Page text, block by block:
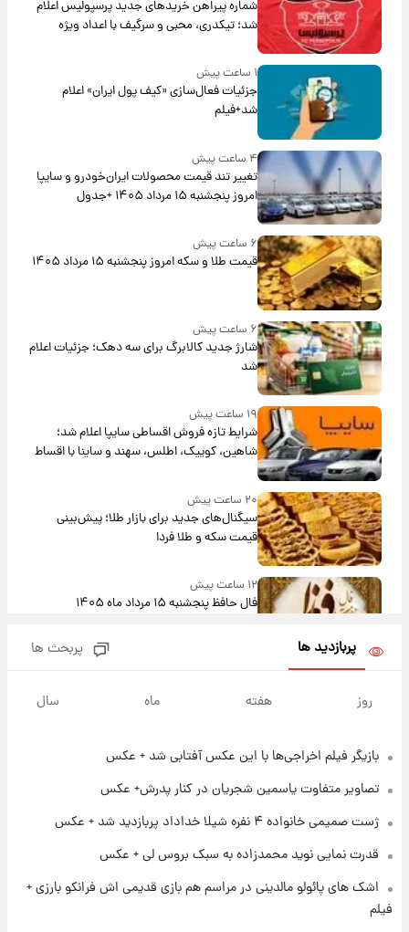
شماره پیراهن خریدهای جدید پرسپولیس اعلام
شد؛ تیکدری، محبی و سرگیف با اعداد ویژه
۱ ساعت پیش
جزئیات فعال‌سازی «کیف پول ایران» اعلام
شد+فیلم
۴ ساعت پیش
تغییر تند قیمت محصولات ایران‌خودرو و سایپا
امروز پنجشنبه ۱۵ مرداد ۱۴۰۵ +جدول
۶ ساعت پیش
قیمت طلا و سکه امروز پنجشنبه ۱۵ مرداد ۱۴۰۵
۶ ساعت پیش
شارژ جدید کالابرگ برای سه دهک؛ جزئیات اعلام
شد
۱۹ ساعت پیش
شرایط تازه فروش اقساطی سایپا اعلام شد؛
شاهین، کوییک، اطلس، سهند و ساینا با اقساط
بلندمدت + جدول
۲۰ ساعت پیش
سیگنال‌های جدید برای بازار طلا؛ پیش‌بینی
قیمت سکه و طلا فردا
۱۲ ساعت پیش
فال حافظ پنجشنبه ۱۵ مرداد ماه ۱۴۰۵
۱۴ ساعت پیش
+ جدول
پربازدید ها پربحث ها
روز هفته ماه سال
بازیگر فیلم اخراجی‌ها با این عکس آفتابی شد + عکس
تصاویر متفاوت یاسمین شجریان در کنار پدرش+ عکس
ژست صمیمی خانواده ۴ نفره شیلا خداداد پربازدید شد + عکس
قدرت نمایی نوید محمدزاده به سبک بروس لی + عکس
اشک های پائولو مالدینی در مراسم هم بازی قدیمی اش فرانکو بارزی +
فیلم